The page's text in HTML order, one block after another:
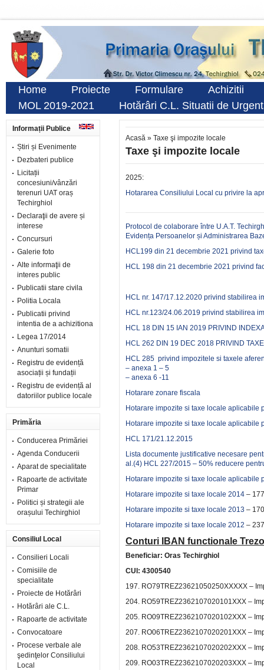
Home Proiecte Formulare
Achizitii
MOL 2019-2021
Hotărâri C.L. Situatii de
Informații Publice
Știri și Evenimente
Dezbateri publice
Licitații
concesiuni/vânzări
terenuri UAT oraș
Techirghiol
Declaraţii de avere și
interese
Concursuri
Galerie foto
Alte informaţii de
interes public
Publicatii stare civila
Politia Locala
Publicatii privind
intentia de a achizitiona
Legea 17/2014
Anunturi somatii
Registru de evidență
asociații și fundații
Registru de evidență al
datoriilor publice locale
Primăria
Conducerea Primăriei
Agenda Conducerii
Aparat de specialitate
Rapoarte de activitate
Primar
Politici și strategii ale
orașului Techirghiol
Consiliul Local
Consilieri Locali
Comisiile de
specialitate
Proiecte de Hotărâri
Hotărâri ale C.L.
Rapoarte de activitate
Convocatoare
Procese verbale ale
şedinţelor Consiliului
Local
Acasă » Taxe şi impozite locale
Taxe şi impozite locale
2025:
Hotararea Consiliului Local cu privire la
Protocol de colaborare între U.A.T.
Evidența Persoanelor și Administrarea
HCL199 din 21 decembrie 2021 privind
HCL 198 din 21 decembrie 2021 privind
HCL nr. 147/17.12.2020 privind stabilirea
HCL nr.123/24.06.2019 privind stabilirea
HCL 18 DIN 15 IAN 2019 PRIVIND
HCL 262 DIN 19 DEC 2018 PRIVIND
HCL 285 privind impozitele si taxele
– anexa 1 – 5
– anexa 6 -11
Hotarare zonare fiscala
Hotarare impozite si taxe locale
Hotarare impozite si taxe locale aplicabile
HCL 171/21.12.2015
Lista documente justificative necesare
al.(4) HCL 227/2015 – 50% reducere
Hotarare impozite si taxe locale aplicabile
Hotarare impozite si taxe locale 2014 –
Hotarare impozite si taxe locale 2013 –
Hotarare impozite si taxe locale 2012 –
Conturi IBAN functionale
Beneficiar: Oras Techirghiol
CUI: 4300540
197. RO79TREZ23621050250XXXXX –
204. RO59TREZ2362107020101XXX –
205. RO09TREZ2362107020102XXX –
207. RO06TREZ2362107020201XXX –
208. RO53TREZ2362107020202XXX –
209. RO03TREZ2362107020203XXX –